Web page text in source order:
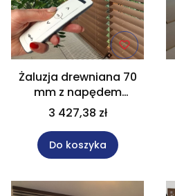
Żaluzja drewniana 70
mm z napędem
bateryjnym w rozm.
130x230 cm Na wymiar
3 427,38 zł
Do koszyka